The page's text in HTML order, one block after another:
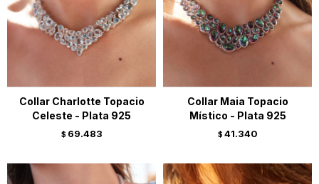
Collar Charlotte Topacio
Celeste - Plata 925
$ 69.483
Collar Maia Topacio
Místico - Plata 925
$ 41.340